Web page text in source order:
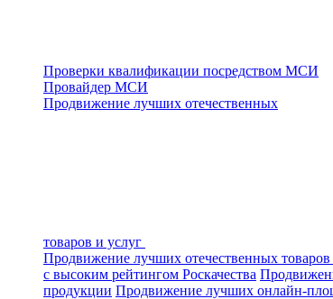
Проверки квалификации посредством МСИ
Провайдер МСИ
Продвижение лучших отечественных
товаров и услуг
Продвижение лучших отечественных товаров
с высоким рейтингом Роскачества
продукции Продвижение лучших онлайн-